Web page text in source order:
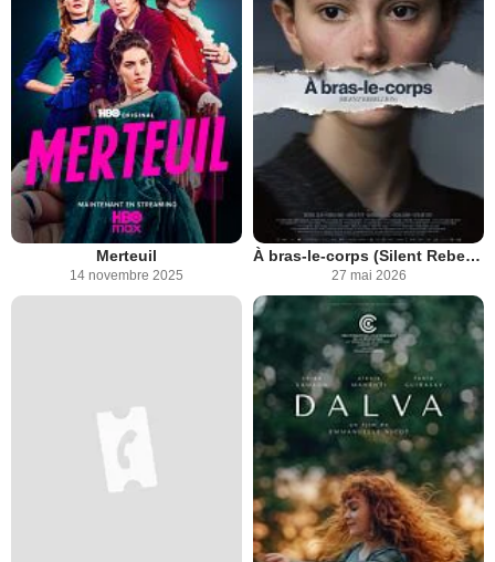
Merteuil
14 novembre 2025
À bras-le-corps (Silent Rebellion)
27 mai 2026